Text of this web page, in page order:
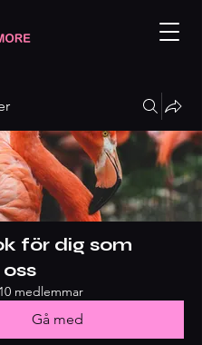
för dig som
medlemmar
Gå med